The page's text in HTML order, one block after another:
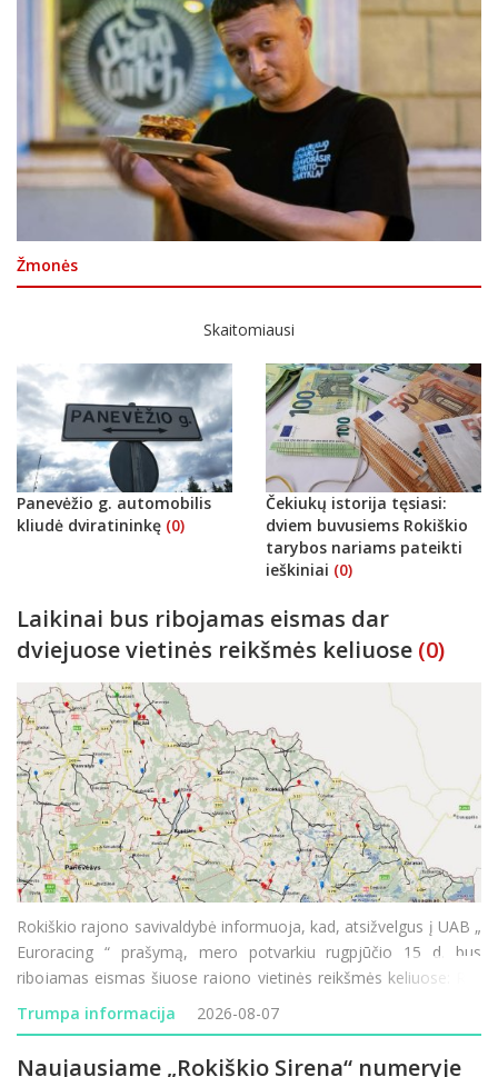
Žmonės
Skaitomiausi
Panevėžio g. automobilis
kliudė dviratininkę (0)
Čekiukų istorija tęsiasi:
dviem buvusiems Rokiškio
tarybos nariams pateikti
ieškiniai (0)
Laikinai bus ribojamas eismas dar
dviejuose vietinės reikšmės keliuose (0)
Rokiškio rajono savivaldybė informuoja, kad, atsižvelgus į UAB „
Euroracing “ prašymą, mero potvarkiu rugpjūčio 15 d. bus
ribojamas eismas šiuose rajono vietinės reikšmės keliuose: RK-
199 „Močiekiai–Pagada“ – eismas ribojamas rugpjūč
Trumpa informacija 2026-08-07
Naujausiame „Rokiškio Sirena“ numeryje